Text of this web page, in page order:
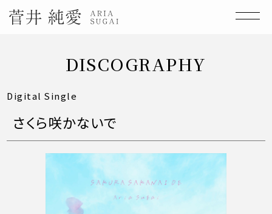
DISCOGRAPHY
Digital Single
さくら咲かないで